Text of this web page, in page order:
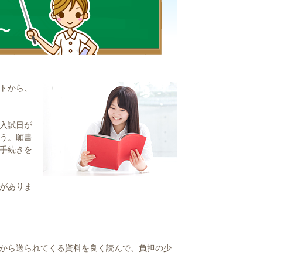
から、
試日が
。願書
続きを
ありま
ら送られてくる資料を良く読んで、負担の少